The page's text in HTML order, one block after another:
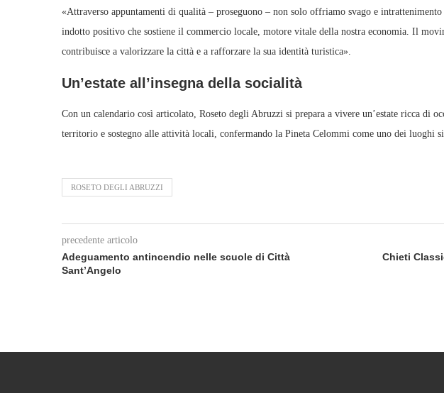
«Attraverso appuntamenti di qualità – proseguono – non solo offriamo svago e
indotto positivo che sostiene il commercio locale, motore vitale della nostra economia. Il
contribuisce a valorizzare la città e a rafforzare la sua identità turistica».
Un’estate all’insegna della socialità
Con un calendario così articolato, Roseto degli Abruzzi si prepara a vivere un’estate ricca di
territorio e sostegno alle attività locali, confermando la Pineta Celommi come uno dei luoghi
ROSETO DEGLI ABRUZZI
precedente articolo
Adeguamento antincendio nelle scuole di Città
Sant’Angelo
Chieti